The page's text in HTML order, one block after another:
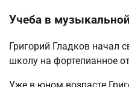
Учеба в
Григорий Гладков начал
школу на фортепианное